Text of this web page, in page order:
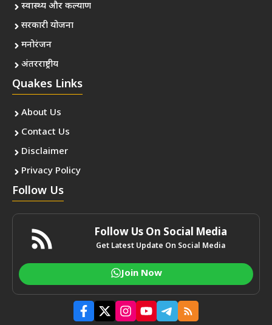
स्वास्थ्य और कल्याण
सरकारी योजना
मनोरंजन
अंतरराष्ट्रीय
Quakes Links
About Us
Contact Us
Disclaimer
Privacy Policy
Follow Us
Follow Us On Social Media
Get Latest Update On Social Media
Join Now